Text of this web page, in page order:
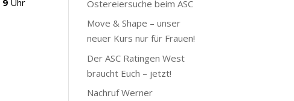
9 Uhr
Ostereiersuche beim ASC
Move & Shape – unser
neuer Kurs nur für Frauen!
Der ASC Ratingen West
braucht Euch – jetzt!
Nachruf Werner